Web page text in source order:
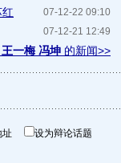
07-12-22 09:10
07-12-21 12:49
一梅 冯坤 的新闻>>
址 设为辩论话题